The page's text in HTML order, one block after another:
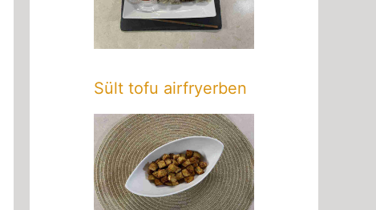
Sült tofu airfryerben